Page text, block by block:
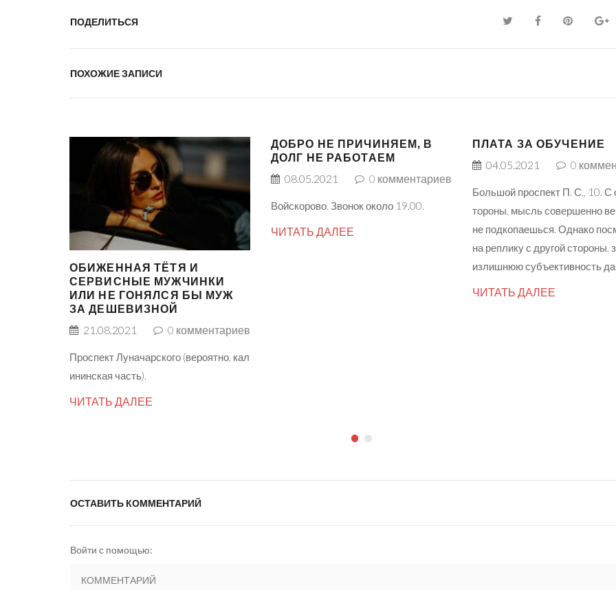
ПОДЕЛИТЬСЯ
ПОХОЖИЕ ЗАПИСИ
ОБИЖЕННАЯ ТЁТЯ И
СЕРВИСНЫЕ МУЖЧИНКИ
ИЛИ НЕ ГОНЯЛСЯ БЫ МУЖ
ЗА ДЕШЕВИЗНОЙ
21.08.2021
0 комментариев
Проспект Луначарского (вероятно, кал
ининская часть).
ЧИТАТЬ ДАЛЕЕ
ДОБРО НЕ ПРИЧИНЯЕМ, В
ДОЛГ НЕ РАБОТАЕМ
08.05.2021
0 комментариев
Войскорово. Звонок около 19.00.
ЧИТАТЬ ДАЛЕЕ
ПЛАТА ЗА ОБУЧЕНИЕ
04.05.2021
0
Большой проспект П. С., 10. С
тороны, мысль совершенно
не подкопаешься. Однако
на реплику с другой стороны,
излишнюю субъективность
ЧИТАТЬ ДАЛЕЕ
ОСТАВИТЬ КОММЕНТАРИЙ
Войти с помощью: